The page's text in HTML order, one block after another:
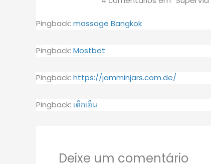
Pingback: massage Bangkok
Pingback: Mostbet
Pingback: https://jamminjars.com.de/
Pingback: เด็กเอ็น
Deixe um comentário